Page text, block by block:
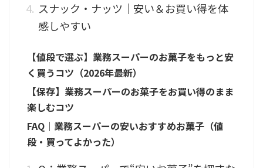
スナック・ナッツ｜安い＆お買い得を体
感しやすい
【値段で選ぶ】業務スーパーのお菓子をもっと安
く買うコツ（2026年最新）
【保存】業務スーパーのお菓子をお買い得のまま
楽しむコツ
FAQ｜業務スーパーの安いおすすめお菓子（値
段・買ってよかった）